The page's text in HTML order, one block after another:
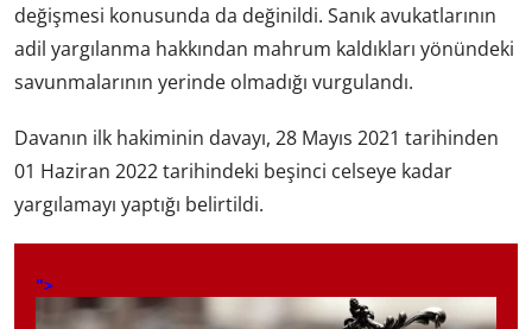
değişmesi konusunda da değinildi. Sanık avukatlarının
adil yargılanma hakkından mahrum kaldıkları yönündeki
savunmalarının yerinde olmadığı vurgulandı.
Davanın ilk hakiminin davayı, 28 Mayıs 2021 tarihinden
01 Haziran 2022 tarihindeki beşinci celseye kadar
yargılamayı yaptığı belirtildi.
">